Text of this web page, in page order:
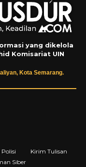
yang dikelola
Komisariat UIN
Kota Semarang.
Kirim Tulisan
Siber